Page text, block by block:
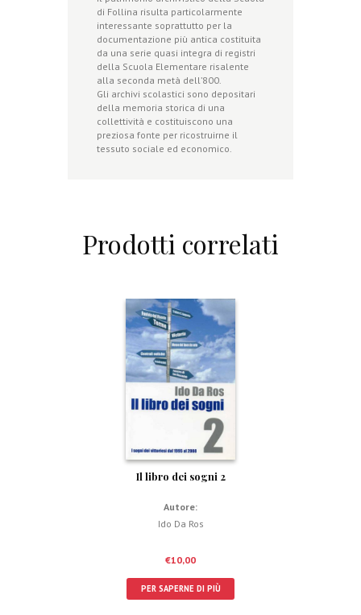
di Follina risulta particolarmente
interessante soprattutto per la
documentazione più antica costituita
da una serie quasi integra di registri
della Scuola Elementare risalente
alla seconda metà dell’800.
Gli archivi scolastici sono depositari
della memoria storica di una
collettività e costituiscono una
preziosa fonte per ricostruirne il
tessuto sociale ed economico.
Prodotti correlati
Il libro dei sogni 2
Autore:
Ido Da Ros
€10,00
PER SAPERNE DI PIÙ